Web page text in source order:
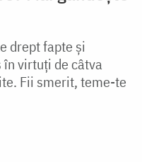
drept fapte și
virtuți de câtva
Fii smerit, teme-te